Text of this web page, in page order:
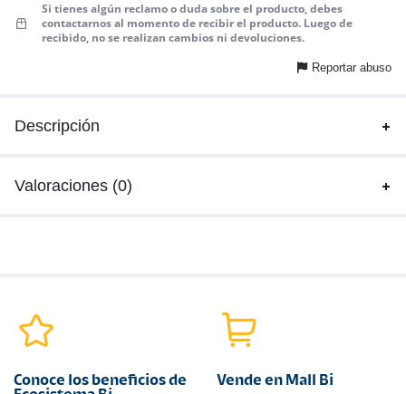
Si tienes algún reclamo o duda sobre el producto, debes
contactarnos al momento de recibir el producto. Luego de
recibido, no se realizan cambios ni devoluciones.
Reportar abuso
Descripción
Valoraciones (0)
Conoce los beneficios de
Vende en Mall Bi